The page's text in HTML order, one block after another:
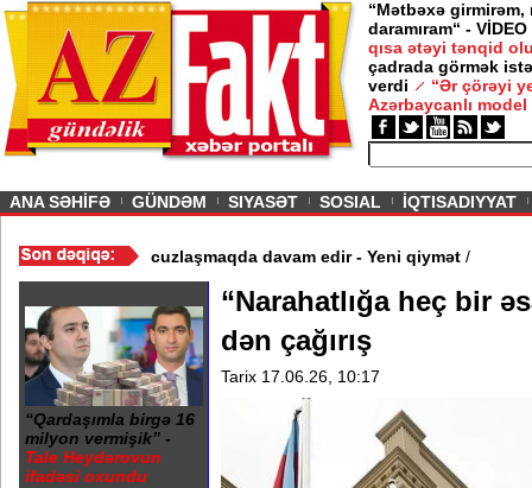
“Mətbəxə girmirəm,
daramıram“ - VİDEO
qısa ətəyi tənqid
çadrada görmək
verdi
“Ər çörəyi
Azərbaycanlı model
ANA SƏHİFƏ GÜNDƏM SIYASƏT SOSIAL İQTISADIYYAT
/Azərbaycan nefti ucuzlaşmaqda davam edir - Yeni qiymət
“Qardaşımla birgə 16
milyon vermişik” -
Tale Heydərovun
ifadəsi oxundu
“Narahatlığa heç bir
dən çağırış
Tarix 17.06.26, 10:17